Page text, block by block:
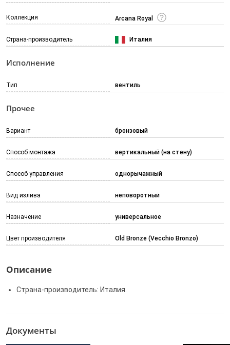
Коллекция Arcana Royal
Страна-производитель Италия
Исполнение
Тип вентиль
Прочее
Вариант бронзовый
Способ монтажа вертикальный (на стену)
Способ управления однорычажный
Вид излива неповоротный
Назначение универсальное
Цвет производителя Old Bronze (Vecchio Bronzo)
Описание
Страна-производитель: Италия.
Документы